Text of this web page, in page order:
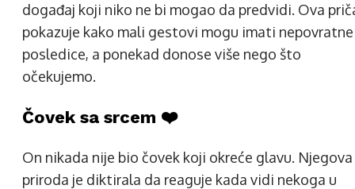
događaj koji niko ne bi mogao da predvidi. Ova
pokazuje kako mali gestovi mogu imati nepovratne
posledice, a ponekad donose više nego što
očekujemo.
Čovek sa srcem ❤️
On nikada nije bio čovek koji okreće glavu. Njegova
priroda je diktirala da reaguje kada vidi nekoga u